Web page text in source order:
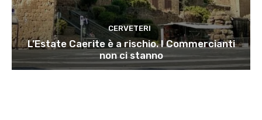
CERVETERI
L’Estate Caerite è a rischio. I Commercianti
non ci stanno